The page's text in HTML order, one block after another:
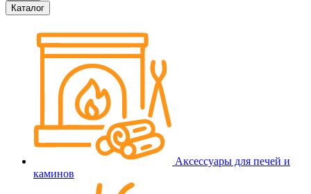
Каталог
Аксессуары для печей и
каминов